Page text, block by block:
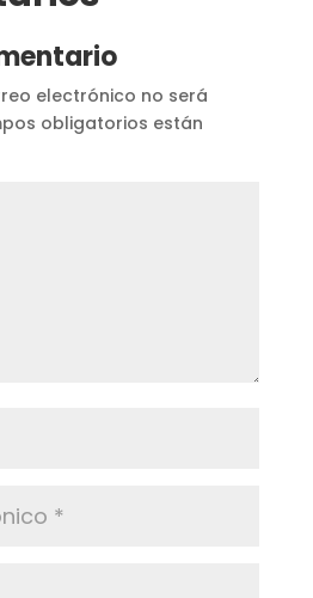
electrónico no será
obligatorios están